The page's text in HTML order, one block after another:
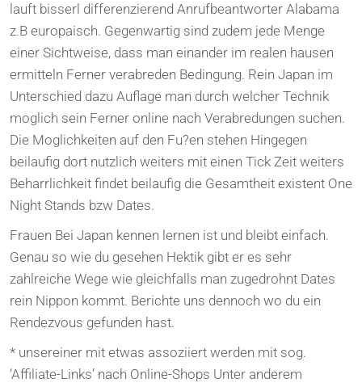
lauft bisserl differenzierend Anrufbeantworter Alabama
z.B europaisch. Gegenwartig sind zudem jede Menge
einer Sichtweise, dass man einander im realen hausen
ermitteln Ferner verabreden Bedingung. Rein Japan im
Unterschied dazu Auflage man durch welcher Technik
moglich sein Ferner online nach Verabredungen suchen.
Die Moglichkeiten auf den Fu?en stehen Hingegen
beilaufig dort nutzlich weiters mit einen Tick Zeit weiters
Beharrlichkeit findet beilaufig die Gesamtheit existent One
Night Stands bzw Dates.
Frauen Bei Japan kennen lernen ist und bleibt einfach.
Genau so wie du gesehen Hektik gibt er es sehr
zahlreiche Wege wie gleichfalls man zugedrohnt Dates
rein Nippon kommt. Berichte uns dennoch wo du ein
Rendezvous gefunden hast.
* unsereiner mit etwas assoziiert werden mit sog.
‘Affiliate-Links’ nach Online-Shops Unter anderem